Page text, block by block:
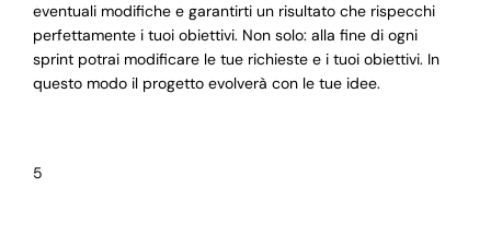
eventuali modifiche e garantirti un risultato che rispecchi
perfettamente i tuoi obiettivi. Non solo: alla fine di ogni
sprint potrai modificare le tue richieste e i tuoi obiettivi. In
questo modo il progetto evolverà con le tue idee.
5